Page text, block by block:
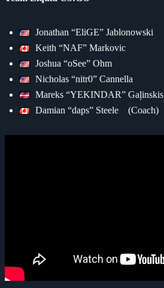
Jonathan “EliGE” Jablonowski
Keith “NAF” Markovic
Joshua “oSee” Ohm
Nicholas “nitr0” Cannella
Mareks “YEKINDAR” Gaļinskis
Damian “daps” Steele (Coach)